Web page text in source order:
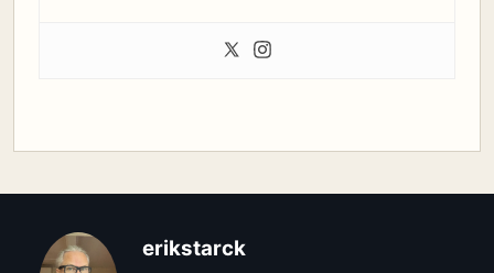
erikstarck